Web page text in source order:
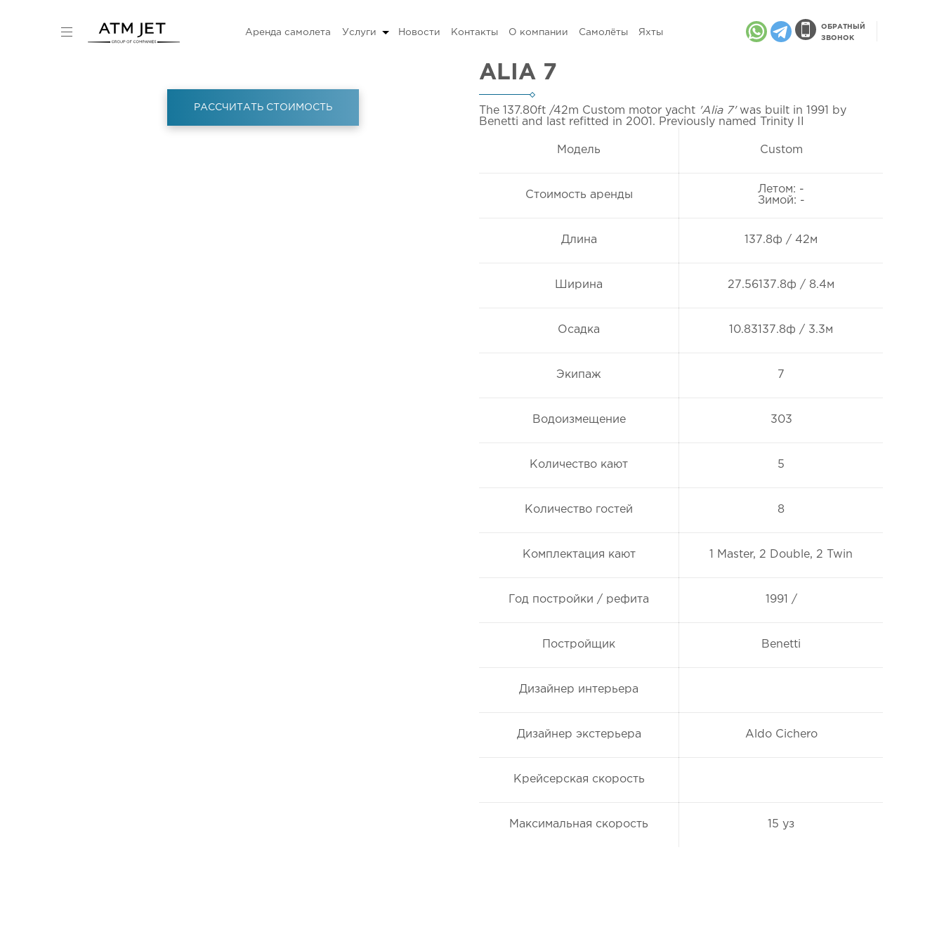
Аренда самолета Услуги Новости Контакты О компании Самолёты Яхты
ОБРАТНЫЙ
ЗВОНОК
РАССЧИТАТЬ СТОИМОСТЬ
ALIA 7
The 137.80ft /42m Custom motor yacht 'Alia 7'was built in 1991 by
Benetti and last refitted in 2001. Previously named Trinity II
Модель Custom
Стоимость аренды
Летом: -
Зимой: -
Длина 137.8ф / 42м
Ширина 27.56137.8ф / 8.4м
Осадка 10.83137.8ф / 3.3м
Экипаж 7
Водоизмещение 303
Количество кают 5
Количество гостей 8
Комплектация кают 1 Master, 2 Double, 2 Twin
Год постройки / рефита 1991 /
Постройщик Benetti
Дизайнер интерьера
Дизайнер экстерьера Aldo Cichero
Крейсерская скорость
Максимальная скорость 15 уз